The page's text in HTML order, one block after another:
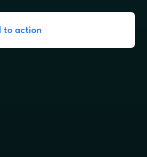
to action